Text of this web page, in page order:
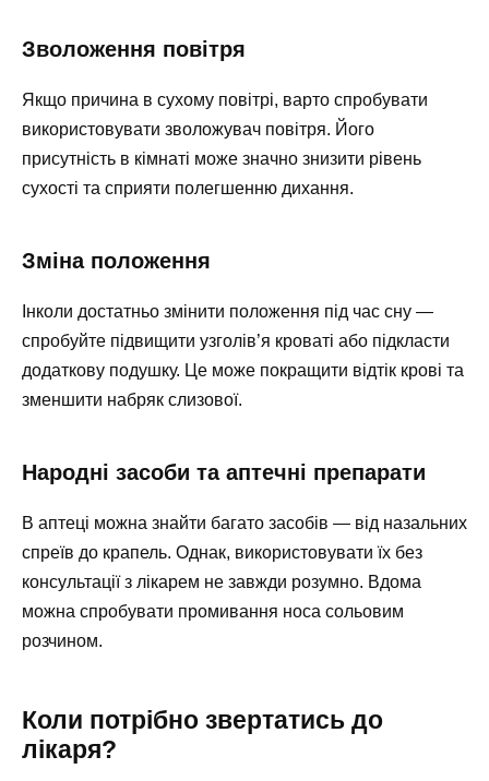
Зволоження повітря
Якщо причина в сухому повітрі, варто спробувати
використовувати зволожувач повітря. Його
присутність в кімнаті може значно знизити рівень
сухості та сприяти полегшенню дихання.
Зміна положення
Інколи достатньо змінити положення під час сну —
спробуйте підвищити узголів’я кроваті або підкласти
додаткову подушку. Це може покращити відтік крові та
зменшити набряк слизової.
Народні засоби та аптечні препарати
В аптеці можна знайти багато засобів — від назальних
спреїв до крапель. Однак, використовувати їх без
консультації з лікарем не завжди розумно. Вдома
можна спробувати промивання носа сольовим
розчином.
Коли потрібно звертатись до
лікаря?